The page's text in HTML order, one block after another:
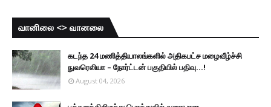
வானிலை <> வானலை
கடந்த 24 மணித்தியாலங்களில் அதிகபட்ச மழைவீழ்ச்சி
நுவரெலியா – நோர்ட்டன் பகுதியில் பதிவு...!
August 04, 2026